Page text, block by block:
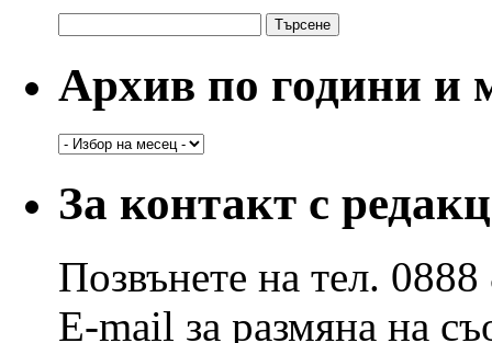
за:
Архив по години и
Архив
и
месеци
За контакт с
Позвънете на тел.
E-mail за размяна на